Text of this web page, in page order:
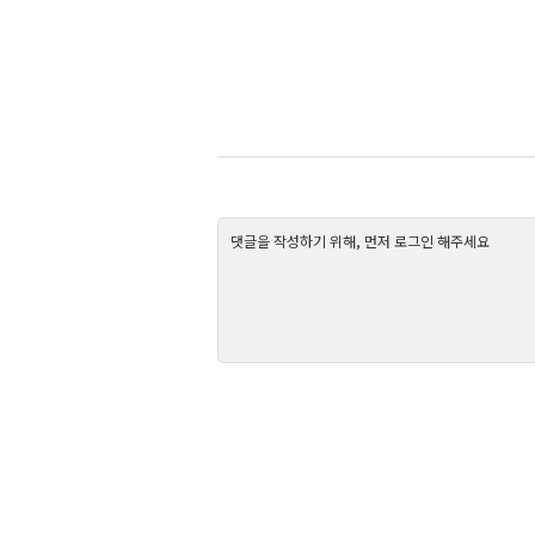
댓글을 작성하기 위해, 먼저 로그인 해주세요